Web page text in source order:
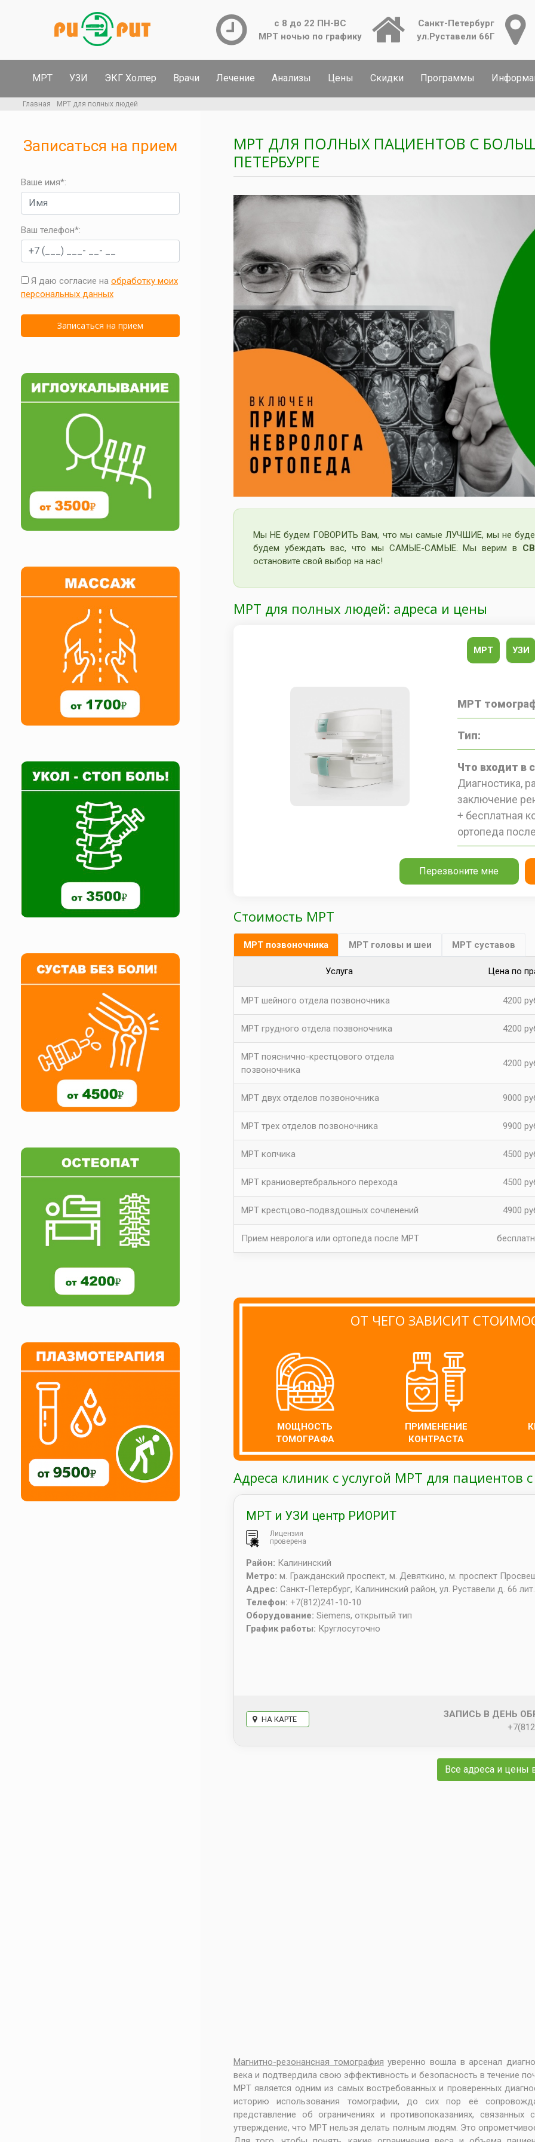
с 8 до 22 ПН-ВС
МРТ ночью по графику
Санкт-Петербург
ул.Руставели 66Г
МРТ УЗИ ЭКГ Холтер Врачи Лечение Анализы Цены Скидки Программы
Главная МРТ для полных людей
Записаться на прием
Ваше имя*:
Ваш телефон*:
Я даю согласие на обработку моих
персональных данных
МРТ ДЛЯ ПОЛНЫХ ПАЦИЕНТОВ С
ПЕТЕРБУРГЕ
Мы НЕ будем ГОВОРИТЬ Вам, что мы самые ЛУЧШИЕ, мы не
будем убеждать вас, что мы САМЫЕ-САМЫЕ. Мы верим в
остановите свой выбор на нас!
МРТ для полных людей: адреса и цены
МРТ УЗИ
МРТ
Тип:
Что входит в
Диагностика,
заключение
+ бесплатная
ортопеда
Перезвоните мне
Стоимость МРТ
МРТ позвоночника МРТ головы и шеи МРТ суставов
Услуга Цена по
МРТ шейного отдела позвоночника 4200
МРТ грудного отдела позвоночника 4200
МРТ пояснично-крестцового отдела
позвоночника
4200
МРТ двух отделов позвоночника 9000
МРТ трех отделов позвоночника 9900
МРТ копчика 4500
МРТ краниовертебрального перехода 4500
МРТ крестцово-подвздошных сочленений 4900
Прием невролога или ортопеда после МРТ
ОТ ЧЕГО ЗАВИСИТ
МОЩНОСТЬ
ТОМОГРАФА
ПРИМЕНЕНИЕ
КОНТРАСТА
Адреса клиник с услугой МРТ для пациентов
МРТ и УЗИ центр РИОРИТ
Лицензия
проверена
Район: Калининский
Метро: м. Гражданский проспект, м. Девяткино, м. проспект
Адрес: Санкт-Петербург, Калининский район, ул. Руставели д. 66
Телефон: +7(812)241-10-10
Оборудование: Siemens, открытый тип
График работы: Круглосуточно
НА КАРТЕ
ЗАПИСЬ В ДЕНЬ
Все адреса и цены
Магнитно-резонансная томография уверенно вошла в арсенал
века и подтвердила свою эффективность и безопасность в течение
МРТ является одним из самых востребованных и проверенных
историю использования томографии, до сих пор её
представление об ограничениях и противопоказаниях,
утверждение, что МРТ нельзя делать полным людям. Это